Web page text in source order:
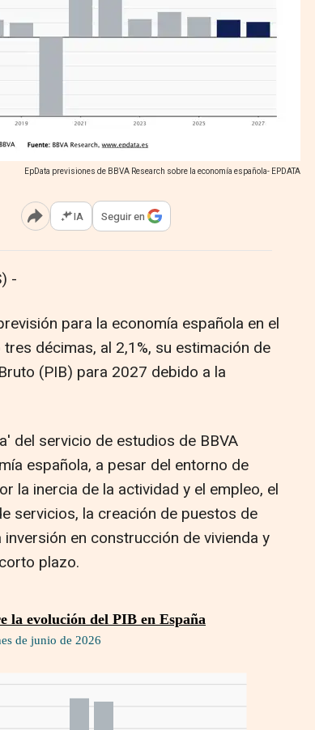
EpData previsiones de BBVA Research sobre la economía española- EPDATA
Abrir opciones para compartir
IA Seguir en
-
para la economía española en el
décimas, al 2,1%, su estimación de
(PIB) para 2027 debido a la
del servicio de estudios de BBVA
española, a pesar del entorno de
la inercia de la actividad y el empleo, el
servicios, la creación de puestos de
en construcción de vivienda y
plazo.